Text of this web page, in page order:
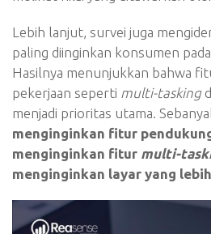
Lebih lanjut, survei juga
paling diinginkan konsumen pada
Hasilnya menunjukkan bahwa
pekerjaan seperti multi-tasking
menjadi prioritas utama.
menginginkan fitur
menginginkan fitur multi-
menginginkan layar yang